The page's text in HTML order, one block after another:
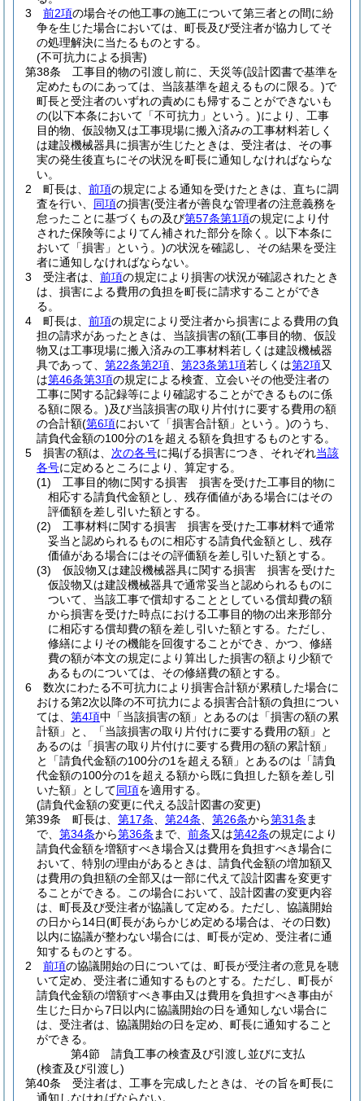
3
前2項の場合その他工事の施工について第三者との間に紛
争を生じた場合においては、町長及び受注者が協力してそ
の処理解決に当たるものとする。
(不可抗力による損害)
第38条
工事目的物の引渡し前に、天災等(設計図書で基準を
定めたものにあっては、当該基準を超えるものに限る。)で
町長と受注者のいずれの責めにも帰することができないも
の(以下本条において「不可抗力」という。)により、工事
目的物、仮設物又は工事現場に搬入済みの工事材料若しく
は建設機械器具に損害が生じたときは、受注者は、その事
実の発生後直ちにその状況を町長に通知しなければならな
い。
2
町長は、 前項の規定による通知を受けたときは、直ちに調
査を行い、 同項の損害(受注者が善良な管理者の注意義務を
怠ったことに基づくもの及び第57条第1項の規定により付
された保険等によりてん補された部分を除く。以下本条に
おいて「損害」という。)の状況を確認し、その結果を受注
者に通知しなければならない。
3
受注者は、 前項の規定により損害の状況が確認されたとき
は、損害による費用の負担を町長に請求することができ
る。
4
町長は、 前項の規定により受注者から損害による費用の負
担の請求があったときは、当該損害の額(工事目的物、仮設
物又は工事現場に搬入済みの工事材料若しくは建設機械器
具であって、 第22条第2項 第23条第1項若しくは第2項又
は第46条第3項の規定による検査、立会いその他受注者の
工事に関する記録等により確認することができるものに係
る額に限る。)及び当該損害の取り片付けに要する費用の額
の合計額(第6項において「損害合計額」という。)のうち、
請負代金額の100分の1を超える額を負担するものとする。
5
損害の額は、 次の各号に掲げる損害につき、それぞれ当該
各号に定めるところにより、算定する。
(1)
工事目的物に関する損害 損害を受けた工事目的物に
相応する請負代金額とし、残存価値がある場合にはその
評価額を差し引いた額とする。
(2)
工事材料に関する損害 損害を受けた工事材料で通常
妥当と認められるものに相応する請負代金額とし、残存
価値がある場合にはその評価額を差し引いた額とする。
(3)
仮設物又は建設機械器具に関する損害 損害を受けた
仮設物又は建設機械器具で通常妥当と認められるものに
ついて、当該工事で償却することとしている償却費の額
から損害を受けた時点における工事目的物の出来形部分
に相応する償却費の額を差し引いた額とする。 ただし、
修繕によりその機能を回復することができ、かつ、修繕
費の額が本文の規定により算出した損害の額より少額で
あるものについては、その修繕費の額とする。
6
数次にわたる不可抗力により損害合計額が累積した場合に
おける第2次以降の不可抗力による損害合計額の負担につい
ては、 第4項中「当該損害の額」とあるのは「損害の額の累
計額」と、「当該損害の取り片付けに要する費用の額」と
あるのは「損害の取り片付けに要する費用の額の累計額」
と「請負代金額の100分の1を超える額」とあるのは「請負
代金額の100分の1を超える額から既に負担した額を差し引
いた額」として同項を適用する。
(請負代金額の変更に代える設計図書の変更)
第39条
町長は、 第17条 第24条 第26条から第31条 ま
で、 第34条から第36条 まで、 前条又は第42条の規定により
請負代金額を増額すべき場合又は費用を負担すべき場合に
おいて、特別の理由があるときは、請負代金額の増加額又
は費用の負担額の全部又は一部に代えて設計図書を変更す
ることができる。
この場合において、設計図書の変更内容
は、町長及び受注者が協議して定める。 ただし、協議開始
の日から14日(町長があらかじめ定める場合は、その日数)
以内に協議が整わない場合には、町長が定め、受注者に通
知するものとする。
2
前項の協議開始の日については、町長が受注者の意見を聴
いて定め、受注者に通知するものとする。 ただし、町長が
請負代金額の増額すべき事由又は費用を負担すべき事由が
生じた日から7日以内に協議開始の日を通知しない場合に
は、受注者は、協議開始の日を定め、町長に通知すること
ができる。
第4節
請負工事の検査及び引渡し並びに支払
(検査及び引渡し)
第40条
受注者は、工事を完成したときは、その旨を町長に
通知しなければならない。